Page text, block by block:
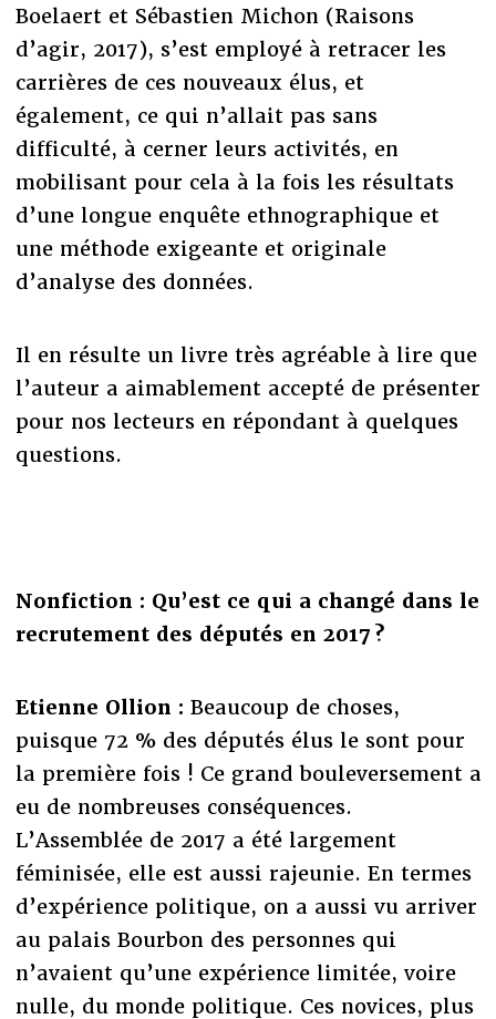
Boelaert et Sébastien Michon (Raisons
d’agir, 2017), s’est employé à retracer les
carrières de ces nouveaux élus, et
également, ce qui n’allait pas sans
difficulté, à cerner leurs activités, en
mobilisant pour cela à la fois les résultats
d’une longue enquête ethnographique et
une méthode exigeante et originale
d’analyse des données.
Il en résulte un livre très agréable à lire que
l’auteur a aimablement accepté de présenter
pour nos lecteurs en répondant à quelques
questions.
Nonfiction : Qu’est ce qui a changé dans le
recrutement des députés en 2017 ?
Etienne Ollion : Beaucoup de choses,
puisque 72 % des députés élus le sont pour
la première fois ! Ce grand bouleversement a
eu de nombreuses conséquences.
L’Assemblée de 2017 a été largement
féminisée, elle est aussi rajeunie. En termes
d’expérience politique, on a aussi vu arriver
au palais Bourbon des personnes qui
n’avaient qu’une expérience limitée, voire
nulle, du monde politique. Ces novices, plus